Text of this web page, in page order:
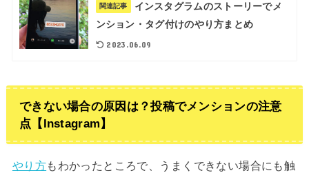
関連記事
インスタグラムのストーリーでメ
ンション・タグ付けのやり方まとめ
2023.06.09
できない場合の原因は？投稿でメンションの注意
点【Instagram】
やり方もわかったところで、うまくできない場合にも触